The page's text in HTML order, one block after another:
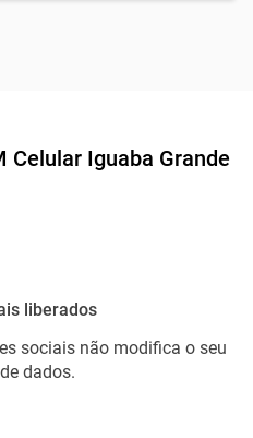
Celular Iguaba Grande
liberados
sociais não modifica o seu
dados.